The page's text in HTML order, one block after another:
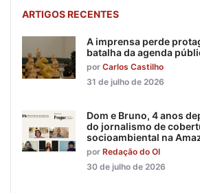
ARTIGOS RECENTES
A imprensa perde
batalha da agenda
por Carlos Castilho
31 de julho de 2026
Dom e Bruno, 4 anos
do jornalismo de
socioambiental na
por Redação do OI
30 de julho de 2026